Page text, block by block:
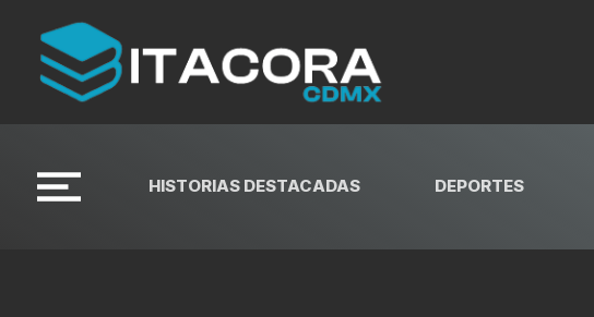
HISTORIAS DESTACADAS DEPORTES